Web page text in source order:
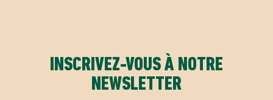
INSCRIVEZ-VOUS À NOTRE
NEWSLETTER